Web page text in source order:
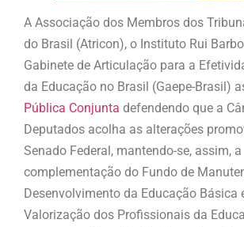
A Associação dos Membros dos
do Brasil (Atricon), o Instituto Rui
Gabinete de Articulação para a
da Educação no Brasil (Gaepe-Brasil)
Pública Conjunta defendendo que a
Deputados acolha as alterações
Senado Federal, mantendo-se, assim, a
complementação do Fundo de
Desenvolvimento da Educação Básica
Valorização dos Profissionais da